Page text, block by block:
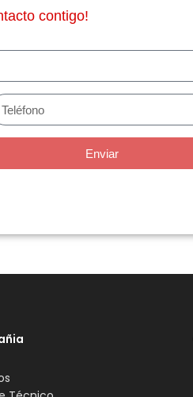
contigo!
Enviar